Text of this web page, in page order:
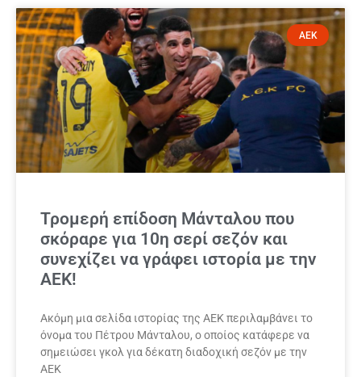
ΑΕΚ
Τρομερή επίδοση Μάνταλου που
σκόραρε για 10η σερί σεζόν και
συνεχίζει να γράφει ιστορία με την
ΑΕΚ!
Ακόμη μια σελίδα ιστορίας της ΑΕΚ περιλαμβάνει το
όνομα του Πέτρου Μάνταλου, ο οποίος κατάφερε να
σημειώσει γκολ για δέκατη διαδοχική σεζόν με την
ΑΕΚ